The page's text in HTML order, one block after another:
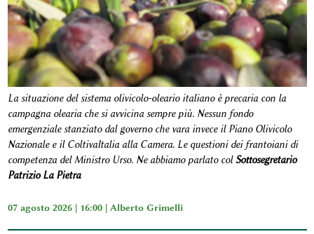
La situazione del sistema olivicolo-oleario italiano è precaria con la
campagna olearia che si avvicina sempre più. Nessun fondo
emergenziale stanziato dal governo che vara invece il Piano Olivicolo
Nazionale e il ColtivaItalia alla Camera. Le questioni dei frantoiani di
competenza del Ministro Urso. Ne abbiamo parlato colSottosegretario
Patrizio La Pietra
07 agosto 2026 | 16:00 | Alberto Grimelli